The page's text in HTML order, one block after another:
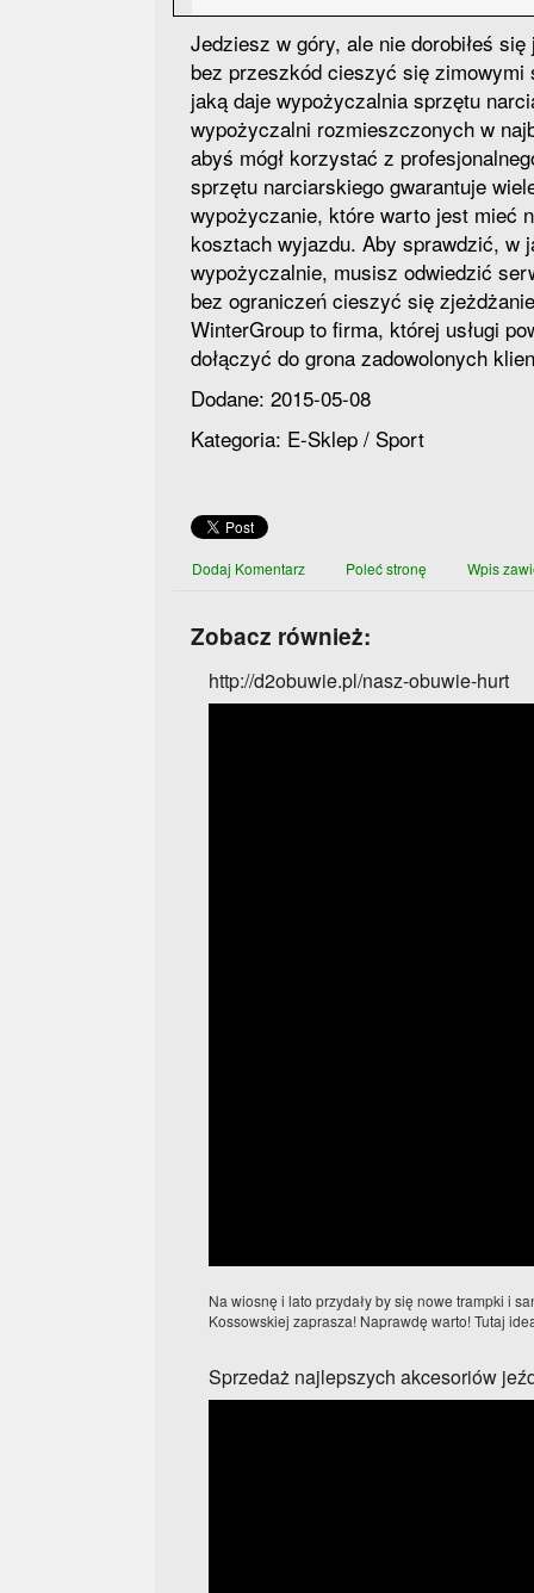
Jedziesz w góry, ale nie dorobiłeś
bez przeszkód cieszyć się
jaką daje wypożyczalnia sprzętu
wypożyczalni rozmieszczonych w
abyś mógł korzystać z
sprzętu narciarskiego gwarantuje
wypożyczanie, które warto jest mieć
kosztach wyjazdu. Aby sprawdzić, w
wypożyczalnie, musisz odwiedzić
bez ograniczeń cieszyć się
WinterGroup to firma, której usługi
dołączyć do grona zadowolonych
Dodane: 2015-05-08
Kategoria: E-Sklep / Sport
Dodaj Komentarz Poleć stronę Wpis
Zobacz również:
http://d2obuwie.pl/nasz-obuwie-hurt
Na wiosnę i lato przydały by się nowe trampki i
Kossowskiej zaprasza! Naprawdę warto! Tutaj
Sprzedaż najlepszych akcesoriów